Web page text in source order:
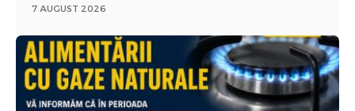
7 AUGUST 2026